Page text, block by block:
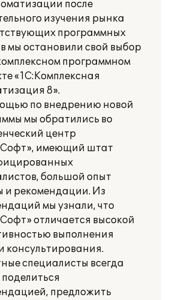
после
изучения рынка
программных
мы остановили свой выбор
программном
«1С:Комплексная
8».
по внедрению новой
мы обратились во
центр
имеющий штат
большой опыт
и рекомендации. Из
мы узнали, что
отличается высокой
выполнения
консультирования.
специалисты всегда
поделиться
предложить